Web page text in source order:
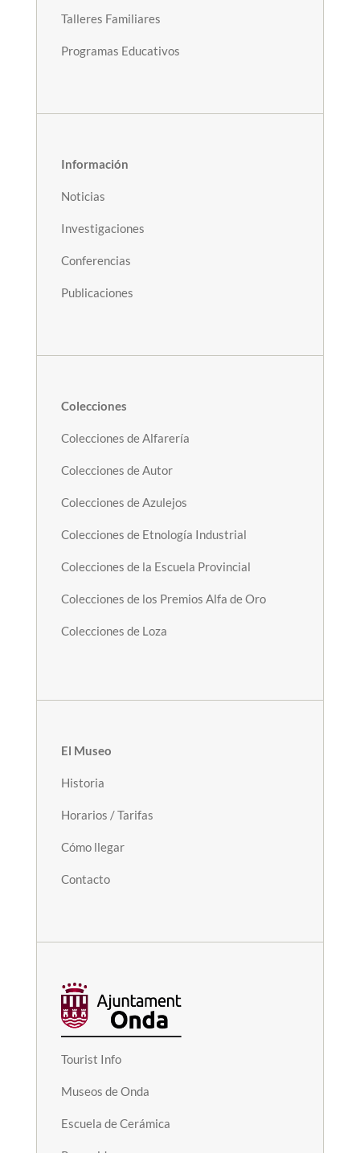
Talleres Familiares
Programas Educativos
Información
Noticias
Investigaciones
Conferencias
Publicaciones
Colecciones
Colecciones de Alfarería
Colecciones de Autor
Colecciones de Azulejos
Colecciones de Etnología Industrial
Colecciones de la Escuela Provincial
Colecciones de los Premios Alfa de Oro
Colecciones de Loza
El Museo
Historia
Horarios / Tarifas
Cómo llegar
Contacto
Tourist Info
Museos de Onda
Escuela de Cerámica